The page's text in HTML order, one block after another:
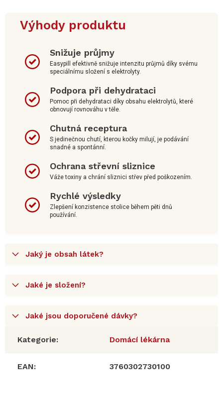
Výhody produktu
Snižuje průjmy
Easypill efektivně snižuje intenzitu průjmů díky svému
speciálnímu složení s elektrolyty.
Podpora při dehydrataci
Pomoc při dehydrataci díky obsahu elektrolytů, které
obnovují rovnováhu v těle.
Chutná receptura
S jedinečnou chutí, kterou kočky milují, je podávání
snadné a spontánní.
Ochrana střevní sliznice
Váže toxiny a chrání sliznici střev před poškozením.
Rychlé výsledky
Zlepšení konzistence stolice během pěti dnů
používání.
Jaký je obsah látek?
Jaké je složení?
Jaké jsou doporučené dávky?
Kategorie: Domácí lékárna
EAN: 3760302730100